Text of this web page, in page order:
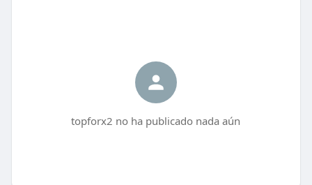
topforx2 no ha publicado nada aún